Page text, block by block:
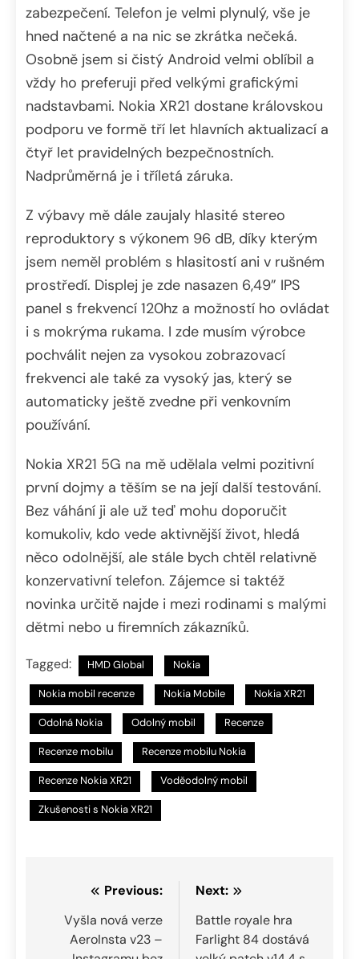
zabezpečení. Telefon je velmi plynulý, vše je
hned načtené a na nic se zkrátka nečeká.
Osobně jsem si čistý Android velmi oblíbil a
vždy ho preferuji před velkými grafickými
nadstavbami. Nokia XR21 dostane královskou
podporu ve formě tří let hlavních aktualizací a
čtyř let pravidelných bezpečnostních.
Nadprůměrná je i tříletá záruka.
Z výbavy mě dále zaujaly hlasité stereo
reproduktory s výkonem 96 dB, díky kterým
jsem neměl problém s hlasitostí ani v rušném
prostředí. Displej je zde nasazen 6,49” IPS
panel s frekvencí 120hz a možností ho ovládat
i s mokrýma rukama. I zde musím výrobce
pochválit nejen za vysokou zobrazovací
frekvenci ale také za vysoký jas, který se
automaticky ještě zvedne při venkovním
používání.
Nokia XR21 5G na mě udělala velmi pozitivní
první dojmy a těším se na její další testování.
Bez váhání ji ale už teď mohu doporučit
komukoliv, kdo vede aktivnější život, hledá
něco odolnější, ale stále bych chtěl relativně
konzervativní telefon. Zájemce si taktéž
novinka určitě najde i mezi rodinami s malými
dětmi nebo u firemních zákazníků.
Tagged: HMD Global Nokia
Nokia mobil recenze Nokia Mobile Nokia XR21
Odolná Nokia Odolný mobil Recenze
Recenze mobilu Recenze mobilu Nokia
Recenze Nokia XR21 Voděodolný mobil
Zkušenosti s Nokia XR21
Navigace
pro
příspěvek
Previous:
Vyšla nová verze
AeroInsta v23 –
Next:
Battle royale hra
Farlight 84 dostává